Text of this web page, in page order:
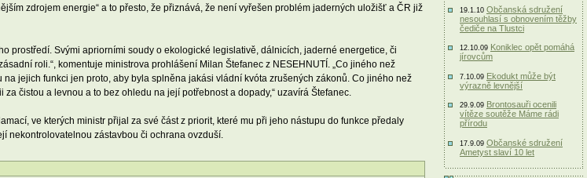
zdrojem energie“ a to přesto, že přiznává, že není vyřešen problém jaderných uložišť a ČR již
prostředí. Svými apriorními soudy o ekologické legislativě, dálnicích, jaderné energetice, či
roli.“, komentuje ministrova prohlášení Milan Štefanec z NESEHNUTÍ. „Co jiného než
jejich funkci jen proto, aby byla splněna jakási vládní kvóta zrušených zákonů. Co jiného než
čistou a levnou a to bez ohledu na její potřebnost a dopady,“ uzavírá Štefanec.
ve kterých ministr přijal za své část z priorit, které mu při jeho nástupu do funkce předaly
nekontrolovatelnou zástavbou či ochrana ovzduší.
19.1.10 Občanská sdružení
nesouhlasí s obnovením těžby
čediče na Tlustci
12.10.09 Koniklec opět pomáhá
jírovcům
7.10.09 Ekodukt může být
výrazně levnější
29.9.09 Brontosauři ocenili
vítěze soutěže Máme rádi
přírodu
17.9.09 Občanské sdružení
Ametyst slaví 10 let